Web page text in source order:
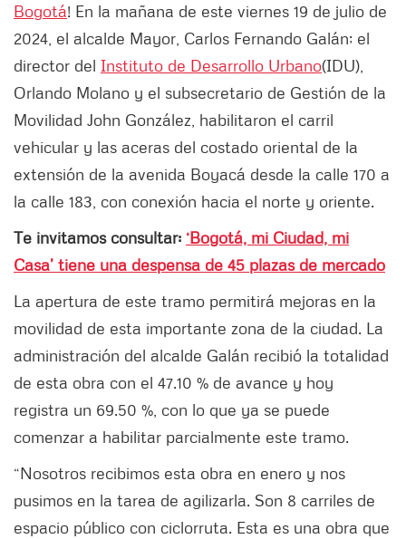
Bogotá! En la mañana de este viernes 19 de julio de
2024, el alcalde Mayor, Carlos Fernando Galán; el
director del Instituto de Desarrollo Urbano(IDU),
Orlando Molano y el subsecretario de Gestión de la
Movilidad John González, habilitaron el carril
vehicular y las aceras del costado oriental de la
extensión de la avenida Boyacá desde la calle 170 a
la calle 183, con conexión hacia el norte y oriente.
Te invitamos consultar: ‘Bogotá, mi Ciudad, mi
Casa’ tiene una despensa de 45 plazas de mercado
La apertura de este tramo permitirá mejoras en la
movilidad de esta importante zona de la ciudad. La
administración del alcalde Galán recibió la totalidad
de esta obra con el 47.10 % de avance y hoy
registra un 69.50 %, con lo que ya se puede
comenzar a habilitar parcialmente este tramo.
“Nosotros recibimos esta obra en enero y nos
pusimos en la tarea de agilizarla. Son 8 carriles de
espacio público con ciclorruta. Esta es una obra que